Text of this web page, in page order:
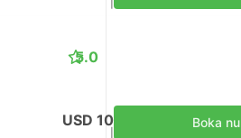
5.0
USD 10 Boka nu